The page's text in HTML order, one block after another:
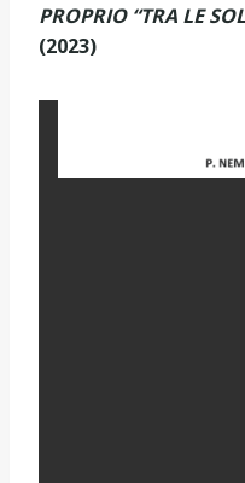
PROPRIO “TRA LE
(2023)